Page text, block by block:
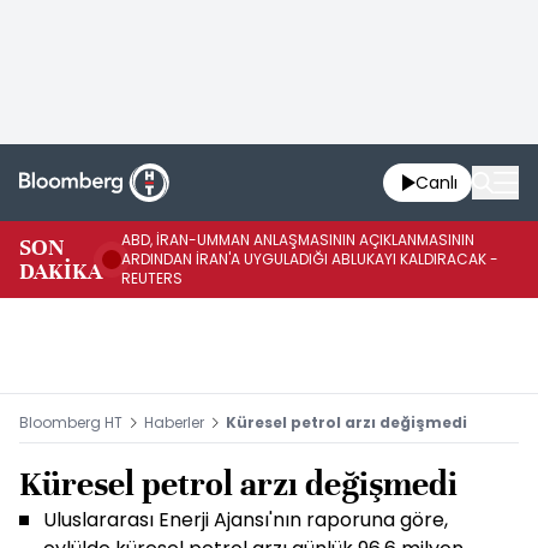
Canlı
SON
DAKİKA
ABD, İRAN-UMMAN ANLAŞMASININ AÇIKLANMASININ
ARDINDAN İRAN'A UYGULADIĞI ABLUKAYI KALDIRACAK -
REUTERS
Bloomberg HT Haberler Küresel petrol arzı değişmedi
Küresel petrol arzı değişmedi
Uluslararası Enerji Ajansı'nın raporuna göre,